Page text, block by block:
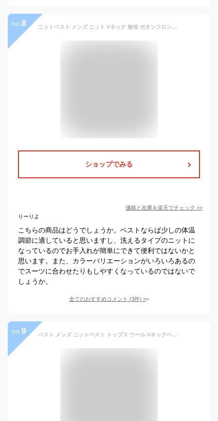
no. 8 ニットベスト メンズ ニット Vネック 無地 ボタンフロント ウォッシャブル ビジネス セーター 洗える 春秋冬 ハイゲージニット 「メール便送料無料」
ショップでみる
価格と在庫を楽天でチェック >>
りーりよ
こちらの商品はどうでしょうか。ベストならば少しの体温
調節に適していると思いますし、洗えるタイプのニットに
なっているのでお手入れが簡単にできて便利ではないかと
思います。また、カラーバリエーションがいろいろあるの
でスーツに合わせたりもしやすくなっているのではないで
しょうか。
全てのおすすめコメント (3件) >
no. 9 ベスト メンズ ニットベスト トップス ウール Vネックベスト Vネック 紳士ノースリーブ セーターベスト ジレ 編み上げカットソー ニット セーター 無地 洗える ノーアイロン ベーシック 春 秋 冬 カジュアル グレー ブラック フォーマル ビジネス 通勤 オフィス 普段着